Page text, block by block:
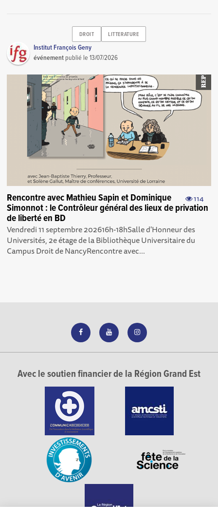
DROIT LITTERATURE
Institut François Geny
événement publié le13/07/2026
114
Rencontre avec Mathieu Sapin et Dominique
Simonnot : le Contrôleur général des lieux de privation
de liberté en BD
Vendredi 11 septembre 202616h-18hSalle d'Honneur des
Universités, 2e étage de la Bibliothèque Universitaire du
Campus Droit de NancyRencontre avec...
Avec le soutien financier de la Région Grand Est